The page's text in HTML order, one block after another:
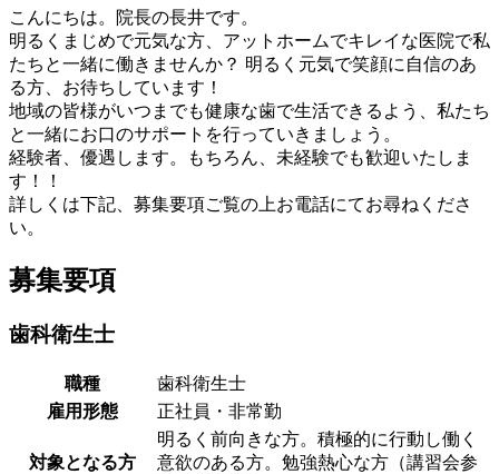
こんにちは。院長の長井です。
明るくまじめで元気な方、アットホームでキレイな医院で私
たちと一緒に働きませんか？ 明るく元気で笑顔に自信のあ
る方、お待ちしています！
地域の皆様がいつまでも健康な歯で生活できるよう、私たち
と一緒にお口のサポートを行っていきましょう。
経験者、優遇します。もちろん、未経験でも歓迎いたしま
す！！
詳しくは下記、募集要項ご覧の上お電話にてお尋ねくださ
い。
募集要項
歯科衛生士
職種
歯科衛生士
雇用形態
正社員・非常勤
対象となる方
明るく前向きな方。積極的に行動し働く
意欲のある方。勉強熱心な方（講習会参